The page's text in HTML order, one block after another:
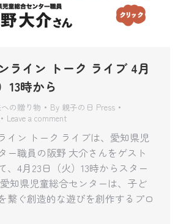
ライン トーク ライブ 4月
13時から
の贈り物 By 親子の日 Press
Leave a comment
イン トーク ライブは、愛知県児
ー職員の阪野 大介さんをゲスト
、4月23日（火）13時からスター
知県児童総合センターは、子ど
繋ぐ創造的な遊びを創作するプロ